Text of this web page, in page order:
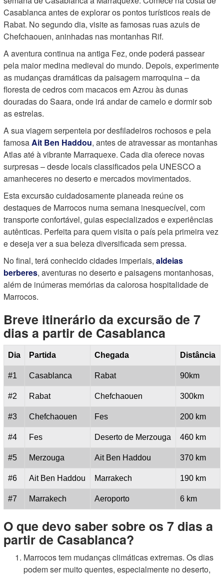
Casablanca antes de explorar os pontos turísticos reais de
Rabat. No segundo dia, visite as famosas ruas azuis de
Chefchaouen, aninhadas nas montanhas Rif.
A aventura continua na antiga Fez, onde poderá passear
pela maior medina medieval do mundo. Depois, experimente
as mudanças dramáticas da paisagem marroquina – da
floresta de cedros com macacos em Azrou às dunas
douradas do Saara, onde irá andar de camelo e dormir sob
as estrelas.
A sua viagem serpenteia por desfiladeiros rochosos e pela
famosaAit Ben Haddou, antes de atravessar as montanhas
Atlas até à vibrante Marraquexe. Cada dia oferece novas
surpresas – desde locais classificados pela UNESCO a
amanheceres no deserto e mercados movimentados.
Esta excursão cuidadosamente planeada reúne os
destaques de Marrocos numa semana inesquecível, com
transporte confortável, guias especializados e experiências
autênticas. Perfeita para quem visita o país pela primeira vez
e deseja ver a sua beleza diversificada sem pressa.
No final, terá conhecido cidades imperiais, aldeias
berberes, aventuras no deserto e paisagens montanhosas,
além de inúmeras memórias da calorosa hospitalidade de
Marrocos.
Breve itinerário da excursão de 7
dias a partir de Casablanca
Dia Partida Chegada Distância
#1 Casablanca Rabat 90km
#2 Rabat Chefchaouen 300km
#3 Chefchaouen Fes 200 km
#4 Fes Deserto de Merzouga 460 km
#5 Merzouga Ait Ben Haddou 370 km
#6 Ait Ben Haddou Marrakech 190 km
#7 Marrakech Aeroporto 6 km
O que devo saber sobre os 7 dias a
partir de Casablanca?
Marrocos tem mudanças climáticas extremas. Os dias
podem ser muito quentes, especialmente no deserto,